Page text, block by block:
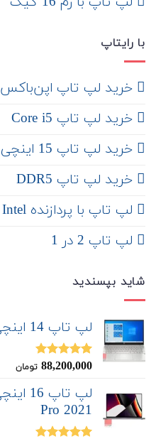
با رایتاپ
‌ خرید لپ تاپ اپن‌باکس
خرید لپ تاپ Core i5
‌‌ خرید لپ تاپ 15 اینچی
خرید لپ تاپ DDR5
لپ تاپ با پردازنده Intel
لپ تاپ 2 در 1
شاید بپسندید
لپ تاپ 14 اینچی HP مدل Pavilion 14-dv2
نمره5.00
88,200,000 تومان
Pro 2021